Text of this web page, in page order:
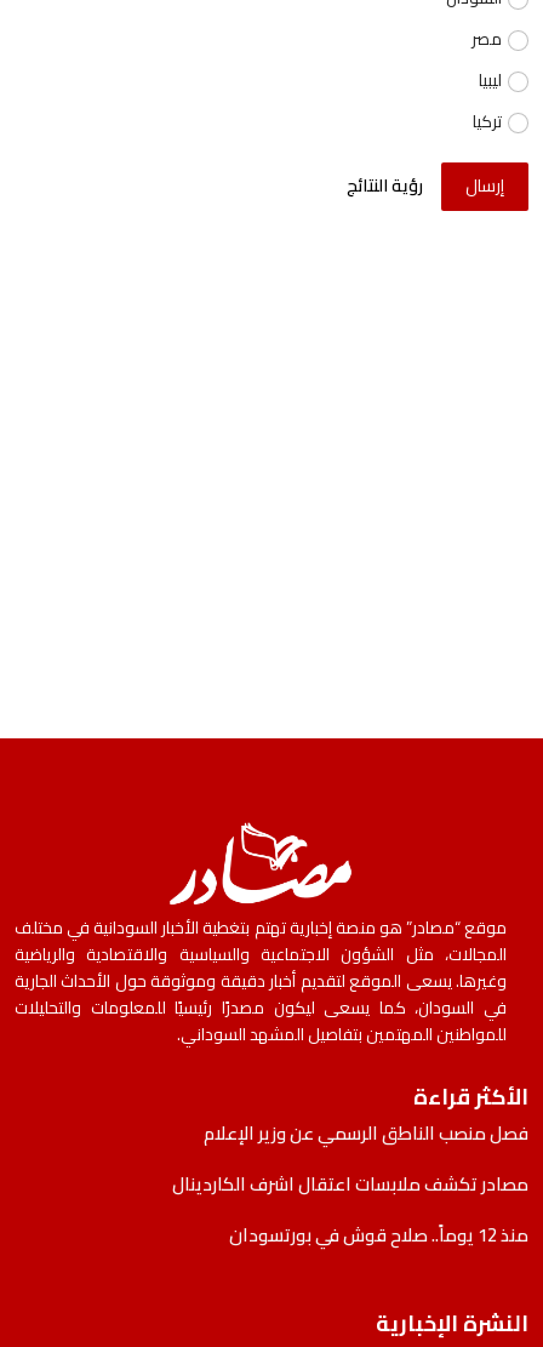
مصر
ليبيا
تركيا
إرسال رؤية النتائج
موقع “مصادر” هو منصة إخبارية تهتم بتغطية الأخبار السودانية في مختلف
المجالات، مثل الشؤون الاجتماعية والسياسية والاقتصادية والرياضية
وغيرها. يسعى الموقع لتقديم أخبار دقيقة وموثوقة حول الأحداث الجارية
في السودان، كما يسعى ليكون مصدرًا رئيسيًا للمعلومات والتحليلات
للمواطنين المهتمين بتفاصيل المشهد السوداني.
الأكثر قراءة
فصل منصب الناطق الرسمي عن وزير الإعلام
مصادر تكشف ملابسات اعتقال اشرف الكاردينال
منذ 12 يوماً.. صلاح قوش في بورتسودان
النشرة الإخبارية